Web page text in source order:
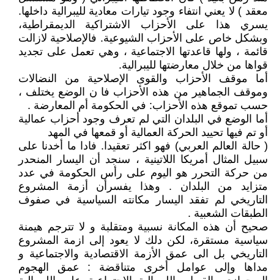
معقد ) لا يعني انتفاء وجود تيارات معادية لليبرالية داخلها.
يسري هذا على الأحزاب الاشتراكية الديمقراطية،
وبشكل خاص على الأحزاب الشيوعية. فالإصلاحية لازالت
قائمة ، ولها قاعدتها الاجتماعية ، وهي تعمل على تجديد
قواها من خلال معارضتها لليبرالية.
أما موقف الأحزاب والقوى الإصلاحية من النضالات
وموقف الجماهير من هذه الأحزاب فا ن الوضع يختلف ،
حسب تموقع هذه الأحزاب: في الحكومة أم المعارضة .
أما الوضع في البلدان التي لم تعرف وجود أحزاب عمالية
أو تم فيها تحييد الحركة العمالية أو قمعها في المهد
( حالة العالم العربي) فهو اكثر تعقيدا. فادا ما أخدنا على
سبيل المثال أمريكا اللاتينية ، سنجد أن اليسار المنحدر
من حركة التحرر هو اليوم على رأس الحكومة في عدد
متزايد من البلدان . وهذا يفسرأن أزمة المشروع
التاريخي لم تفقد اليسار مكانته السياسية في صفوف
الطبقات الشعبية .
صحيح أن هذه المكانة نسبية ومتقلبة و لا تترجم هيمنة
سياسية مستقرة، لكن دلك لا يعود إلى ازمة المشروع
التاريخي بل الى عمق الأزمة الاقتصادية والاجتماعية و
مداها وإلى عوامل أخرى متناقضة : عمق الهجوم